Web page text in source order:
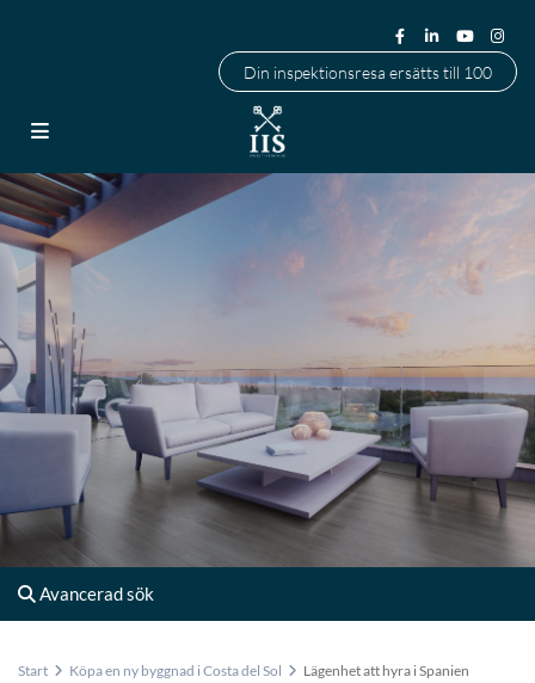
Din inspektionsresa ersätts till 100
Avancerad sök
Start Köpa en ny byggnad i Costa del Sol Lägenhet att hyra i Spanien